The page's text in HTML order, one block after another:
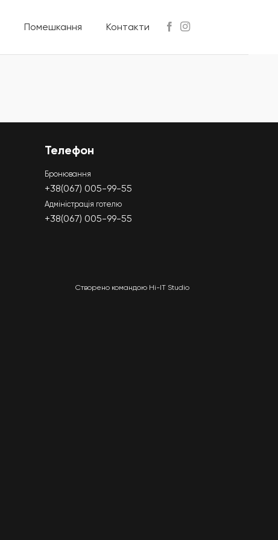
Помешкання Контакти
Телефон
Бронювання
+38(067) 005-99-55
Адміністрація готелю
+38(067) 005-99-55
Створено командою Hi-IT Studio